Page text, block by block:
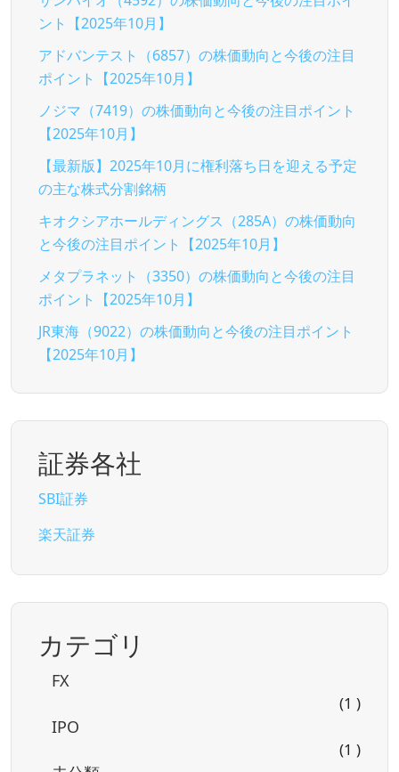
ント【2025年10月】
アドバンテスト（6857）の株価動向と今後の注目
ポイント【2025年10月】
ノジマ（7419）の株価動向と今後の注目ポイント
【2025年10月】
【最新版】2025年10月に権利落ち日を迎える予定
の主な株式分割銘柄
キオクシアホールディングス（285A）の株価動向
と今後の注目ポイント【2025年10月】
メタプラネット（3350）の株価動向と今後の注目
ポイント【2025年10月】
JR東海（9022）の株価動向と今後の注目ポイント
【2025年10月】
証券各社
SBI証券
楽天証券
カテゴリ
FX
(1 )
IPO
(1 )